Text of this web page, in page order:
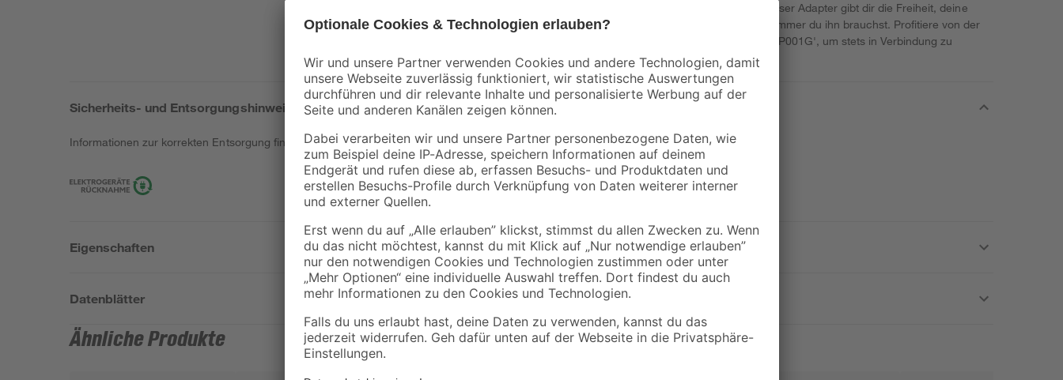
Baustelle, im Freien oder einfach unterwegs, dieser Adapter gibt dir die Freiheit, deine
Geräte mit frischem Strom zu versorgen, wann immer du ihn brauchst. Profitiere von der
Vielseitigkeit und Benutzerfreundlichkeit des 'ADP001G', um stets in Verbindung zu
bleiben.
Sicherheits- und Entsorgungshinweise
Informationen zur korrekten Entsorgung findest duhier.
Eigenschaften
Datenblätter
Ähnliche Produkte